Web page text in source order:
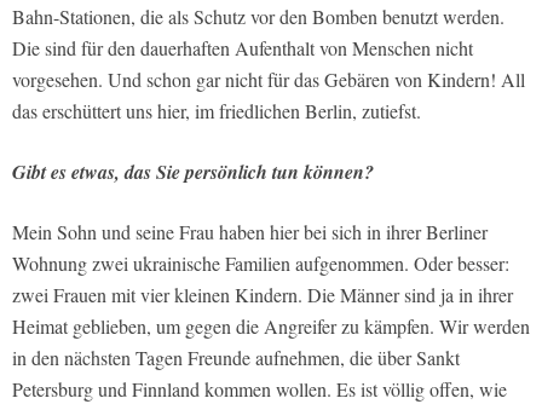
Bahn-Stationen, die als Schutz vor den Bomben benutzt werden.
Die sind für den dauerhaften Aufenthalt von Menschen nicht
vorgesehen. Und schon gar nicht für das Gebären von Kindern! All
das erschüttert uns hier, im friedlichen Berlin, zutiefst.
Gibt es etwas, das Sie persönlich tun können?
Mein Sohn und seine Frau haben hier bei sich in ihrer Berliner
Wohnung zwei ukrainische Familien aufgenommen. Oder besser:
zwei Frauen mit vier kleinen Kindern. Die Männer sind ja in ihrer
Heimat geblieben, um gegen die Angreifer zu kämpfen. Wir werden
in den nächsten Tagen Freunde aufnehmen, die über Sankt
Petersburg und Finnland kommen wollen. Es ist völlig offen, wie